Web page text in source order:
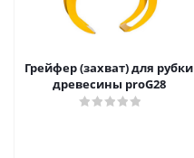
Грейфер (захват) для рубки
древесины proG28